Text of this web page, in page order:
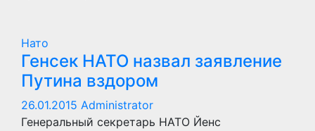
Нато
Генсек НАТО назвал заявление
Путина вздором
26.01.2015 Administrator
Генеральный секретарь НАТО Йенс